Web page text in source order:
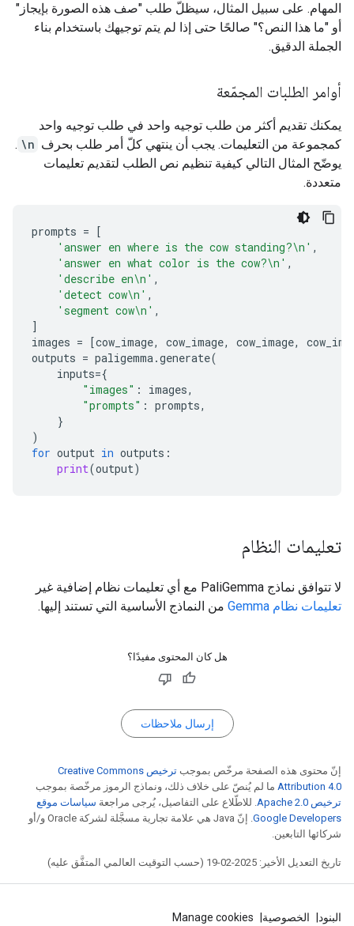
المهام. على سبيل المثال، سيظلّ طلب "صف هذه الصورة بإيجاز"
أو "ما هذا النص؟" صالحًا حتى إذا لم يتم توجيهك باستخدام بناء
الجملة الدقيق.
أوامر الطلبات المجمّعة
يمكنك تقديم أكثر من طلب توجيه واحد في طلب توجيه واحد
كمجموعة من التعليمات. يجب أن ينتهي كلّ أمر طلب بحرف \n
.
يوضّح المثال التالي كيفية تنظيم نص الطلب لتقديم تعليمات
متعددة.
prompts = [
'answer en where is the cow standing?\n ' ,
'answer en what color is the cow?\n ' ,
'describe en\n ' ,
'detect cow\n ' ,
'segment cow\n ' ,
]
images = [cow_image, cow_image, cow_image,
outputs = paligemma.generate(
inputs={
"images" : images,
"prompts" : prompts,
}
)
for output in outputs :
print(output)
تعليمات النظام
لا تتوافق نماذج PaliGemma مع أي تعليمات نظام إضافية غير
تعليمات نظام Gemma
من النماذج الأساسية التي تستند إليها.
هل كان المحتوى مفيدًا؟
إرسال ملاحظات
إنّ محتوى هذه الصفحة مرخّص بموجب
ترخيص Creative Commons
Attribution 4.0‏ ما لم يُنصّ على خلاف ذلك، ونماذج الرموز مرخّصة بموجب
ترخيص Apache 2.0‏
. للاطّلاع على التفاصيل، يُرجى مراجعة سياسات موقع
Google Developers‏
. إنّ Java هي علامة تجارية مسجَّلة لشركة Oracle و/أو
شركائها التابعين.
تاريخ التعديل الأخير: 2025-02-19 (حسب التوقيت العالمي المتفَّق عليه)
البنود الخصوصية Manage cookies